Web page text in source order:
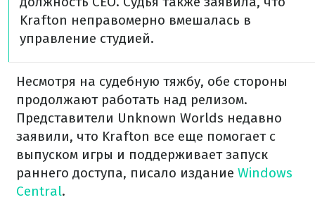
Krafton неправомерно вмешалась в
управление студией.
Несмотря на судебную тяжбу, обе стороны
продолжают работать над релизом.
Представители Unknown Worlds недавно
заявили, что Krafton все еще помогает с
выпуском игры и поддерживает запуск
раннего доступа, писало издание Windows
Central.